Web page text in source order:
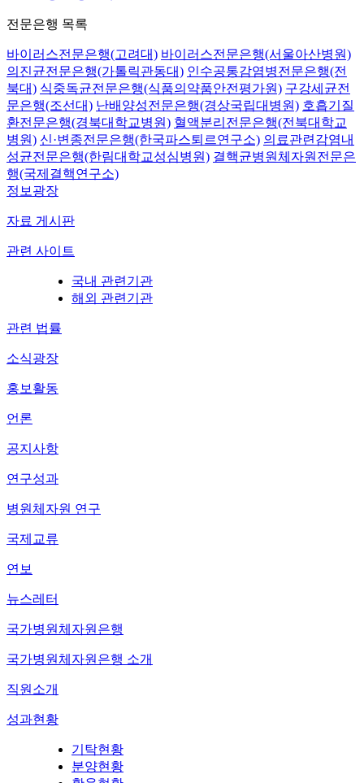
전문은행 목록
바이러스전문은행(고려대) 바이러스전문은행(서울아산병원)
의진균전문은행(가톨릭관동대) 인수공통감염병전문은행(전
북대) 식중독균전문은행(식품의약품안전평가원) 구강세균전
문은행(조선대) 난배양성전문은행(경상국립대병원) 호흡기질
환전문은행(경북대학교병원) 혈액분리전문은행(전북대학교
병원) 신·변종전문은행(한국파스퇴르연구소) 의료관련감염내
성균전문은행(한림대학교성심병원) 결핵균병원체자원전문은
행(국제결핵연구소)
정보광장
자료 게시판
관련 사이트
국내 관련기관
해외 관련기관
관련 법률
소식광장
홍보활동
언론
공지사항
연구성과
병원체자원 연구
국제교류
연보
뉴스레터
국가병원체자원은행
국가병원체자원은행 소개
직원소개
성과현황
기탁현황
분양현황